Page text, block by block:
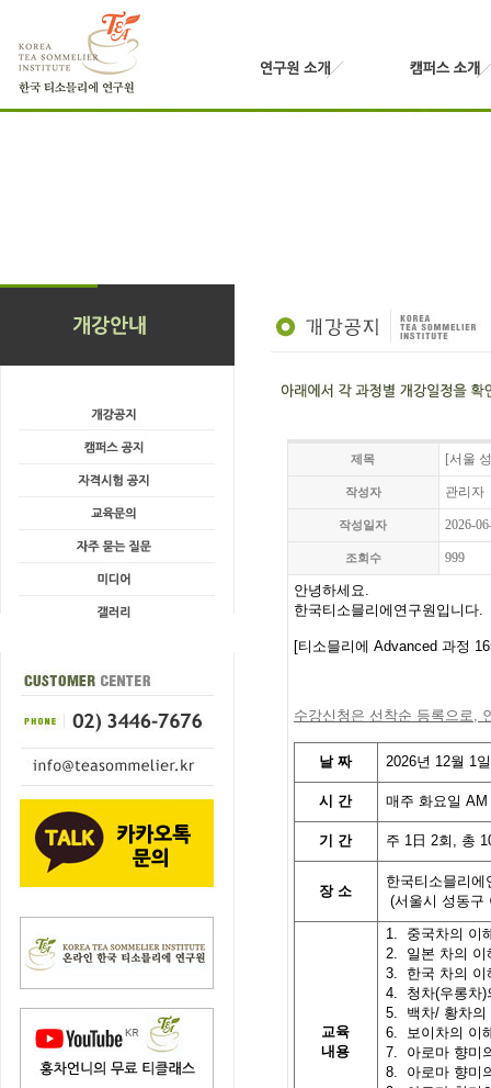
제목 [서울
작성자 관리자
작성일자 2026-
조회수 999
안녕하세요.
한국티소믈리에연구원입니다.
[티소믈리에 Advanced 과정
수강신청은 선착순 등록으로,
날 짜 2026년 12월 1
시 간 매주 화요일 AM
기 간 주 1日 2회 , 총
장 소
한국티소믈리에
(서울시 성동구
교육
내용
1. 중국차의 이
2. 일본 차의 이
3. 한국 차의 이
4. 청차(우롱차)
5. 백차/ 황차의
6. 보이차의 이
7. 아로마 향미
8. 아로마 향미